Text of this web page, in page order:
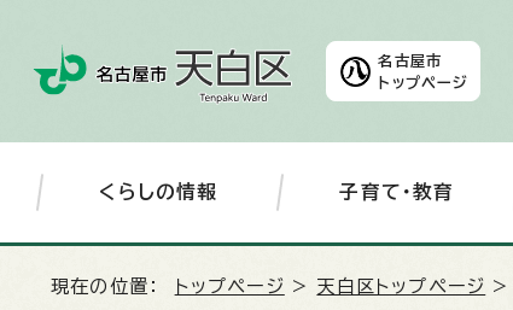
名古屋市
トップページ
くらしの情報 子育て・教育
現在の位置： トップページ > 天白区トップページ >